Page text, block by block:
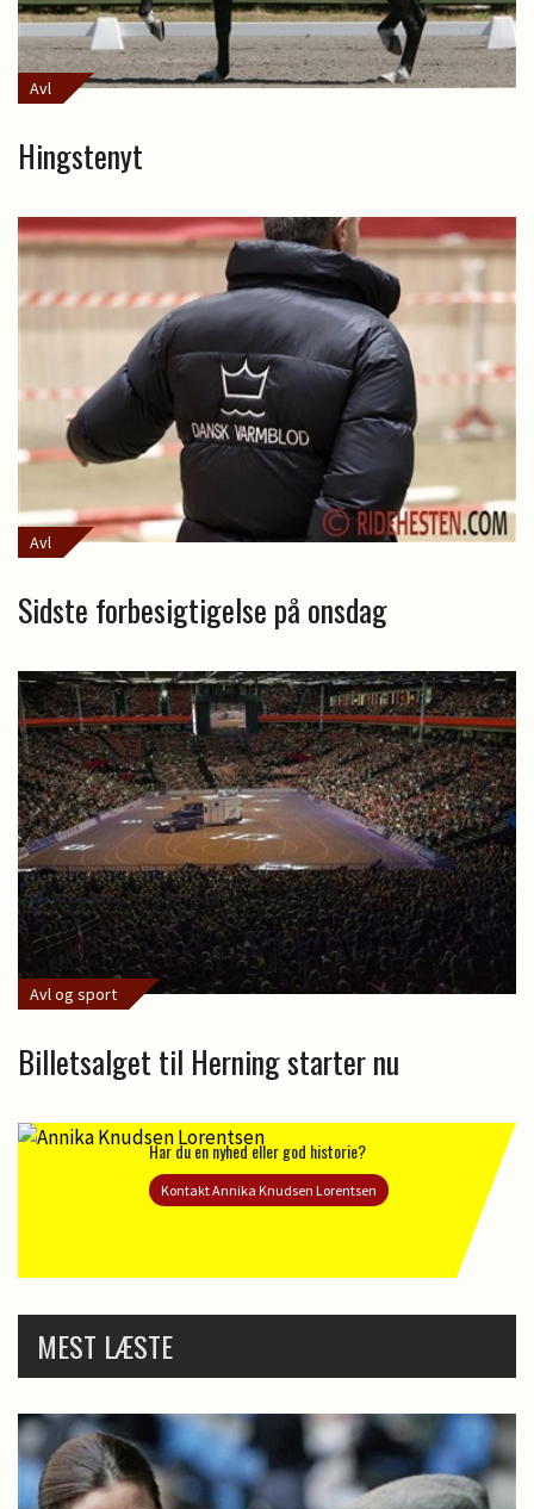
Avl
Hingstenyt
Avl
Sidste forbesigtigelse på onsdag
Avl og sport
Billetsalget til Herning starter nu
Har du en nyhed eller god historie?
Kontakt Annika Knudsen Lorentsen
MEST LÆSTE